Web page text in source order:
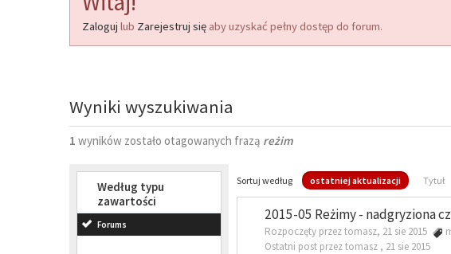
Zaloguj lub Zarejestruj się aby uzyskać pełny dostęp do forum.
Wyniki wyszukiwania
1 wyników zostało otagowanych frazą reżim
Według typu
zawartości
Forums
Sortuj według ostatniej aktualizacji Tytuł
2015-05 Reżimy - nadgryziona
Rozpoczęty przez tomasz, 21 sie 2015
Ostatni post przez tomasz , 21 sie 2015